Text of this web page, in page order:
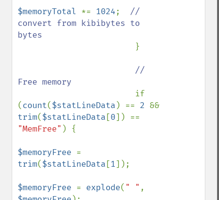
$memoryTotal *= 1024; //
convert from kibibytes to
bytes
}
//
Free memory
if
(count($statLineData ) == 2
trim($statLineData [0
"MemFree" ) {
$memoryFree
trim($statLineData [1]);
$memoryFree = explode( " "